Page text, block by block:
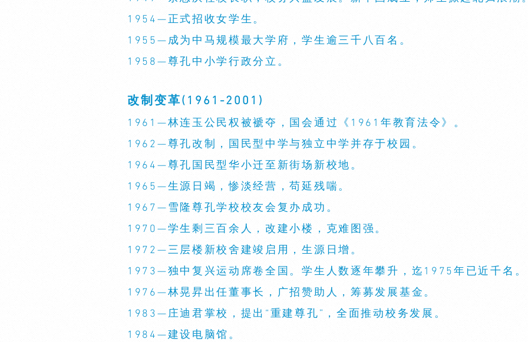
1954—正式招收女学生。
1955—成为中马规模最大学府，学生逾三千八百名。
1958—尊孔中小学行政分立。
改制变革(1961-2001)
1961—林连玉公民权被褫夺，国会通过《1961年教育法令》。
1962—尊孔改制，国民型中学与独立中学并存于校园。
1964—尊孔国民型华小迁至新街场新校地。
1965—生源日竭，惨淡经营，苟延残喘。
1967—雪隆尊孔学校校友会复办成功。
1970—学生剩三百余人，改建小楼，克难图强。
1972—三层楼新校舍建竣启用，生源日增。
1973—独中复兴运动席卷全国。学生人数逐年攀升，迄1975年已近千名。
1976—林晃昇出任董事长，广招赞助人，筹募发展基金。
1983—庄迪君掌校，提出“重建尊孔”，全面推动校务发展。
1984—建设电脑馆。